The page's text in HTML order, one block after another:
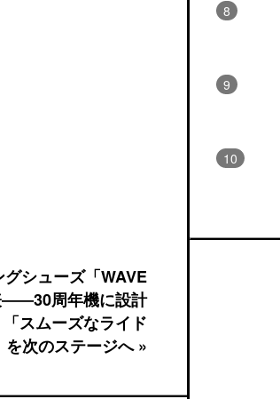
シューズ「WAVE
――30周年機に設計
スムーズなライド
を次のステージへ »